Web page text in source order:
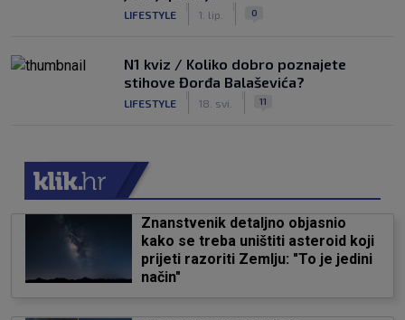
LIFESTYLE 1. lip. 0
N1 kviz / Koliko dobro poznajete
stihove Đorđa Balaševića?
LIFESTYLE 18. svi. 11
Znanstvenik detaljno objasnio
kako se treba uništiti asteroid koji
prijeti razoriti Zemlju: "To je jedini
način"